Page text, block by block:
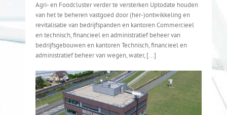
Agri- en Foodcluster verder te versterken Uptodate houden
van het te beheren vastgoed door (her-)ontwikkeling en
revitalisatie van bedrijfspanden en kantoren Commercieel
en technisch, financieel en administratief beheer van
bedrijfsgebouwen en kantoren Technisch, financieel en
administratief beheer van wegen, water, [...]